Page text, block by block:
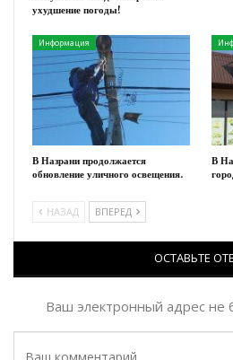
ухудшение погоды!
Информация
В Назрани продолжается
обновление уличного освещения.
В
НАЗАД ВПЕРЕД
ОСТАВЬТЕ
Ваш электронный адрес не